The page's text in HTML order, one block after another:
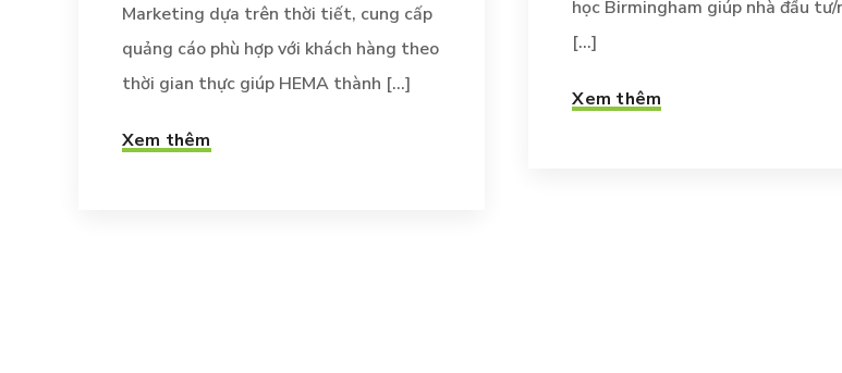
học Birmingham giúp nhà đầu tư/
[...]
Xem thêm
Marketing dựa trên thời tiết, cung cấp
quảng cáo phù hợp với khách hàng theo
thời gian thực giúp HEMA thành [...]
Xem thêm